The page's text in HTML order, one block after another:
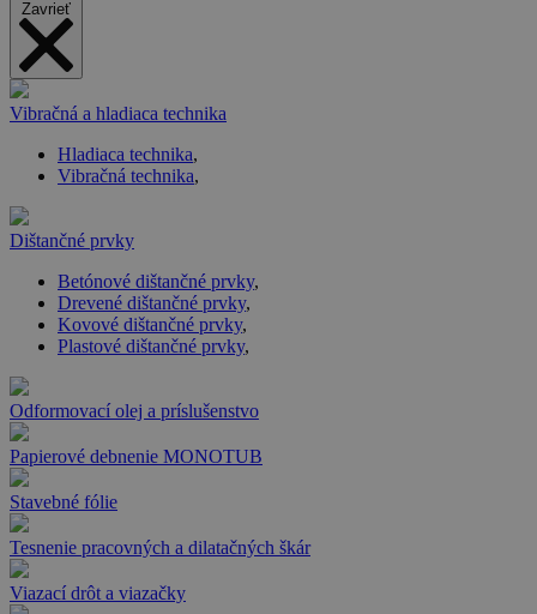
Vibračná a hladiaca technika
Hladiaca technika,
Vibračná technika,
Dištančné prvky
Betónové dištančné prvky,
Drevené dištančné prvky,
Kovové dištančné prvky,
Plastové dištančné prvky,
Odformovací olej a príslušenstvo
Papierové debnenie MONOTUB
Stavebné fólie
Tesnenie pracovných a dilatačných škár
Viazací drôt a viazačky